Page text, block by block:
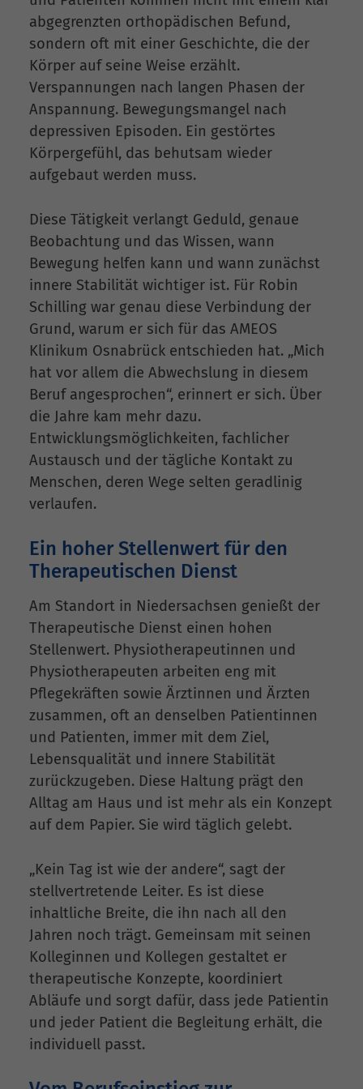
abgegrenzten orthopädischen Befund,
sondern oft mit einer Geschichte, die der
Körper auf seine Weise erzählt.
Verspannungen nach langen Phasen der
Anspannung. Bewegungsmangel nach
depressiven Episoden. Ein gestörtes
Körpergefühl, das behutsam wieder
aufgebaut werden muss.
Diese Tätigkeit verlangt Geduld, genaue
Beobachtung und das Wissen, wann
Bewegung helfen kann und wann zunächst
innere Stabilität wichtiger ist. Für Robin
Schilling war genau diese Verbindung der
Grund, warum er sich für das AMEOS
Klinikum Osnabrück entschieden hat. „Mich
hat vor allem die Abwechslung in diesem
Beruf angesprochen“, erinnert er sich. Über
die Jahre kam mehr dazu.
Entwicklungsmöglichkeiten, fachlicher
Austausch und der tägliche Kontakt zu
Menschen, deren Wege selten geradlinig
verlaufen.
Ein hoher Stellenwert für den
Therapeutischen Dienst
Am Standort in Niedersachsen genießt der
Therapeutische Dienst einen hohen
Stellenwert. Physiotherapeutinnen und
Physiotherapeuten arbeiten eng mit
Pflegekräften sowie Ärztinnen und Ärzten
zusammen, oft an denselben Patientinnen
und Patienten, immer mit dem Ziel,
Lebensqualität und innere Stabilität
zurückzugeben. Diese Haltung prägt den
Alltag am Haus und ist mehr als ein Konzept
auf dem Papier. Sie wird täglich gelebt.
„Kein Tag ist wie der andere“, sagt der
stellvertretende Leiter. Es ist diese
inhaltliche Breite, die ihn nach all den
Jahren noch trägt. Gemeinsam mit seinen
Kolleginnen und Kollegen gestaltet er
therapeutische Konzepte, koordiniert
Abläufe und sorgt dafür, dass jede Patientin
und jeder Patient die Begleitung erhält, die
individuell passt.